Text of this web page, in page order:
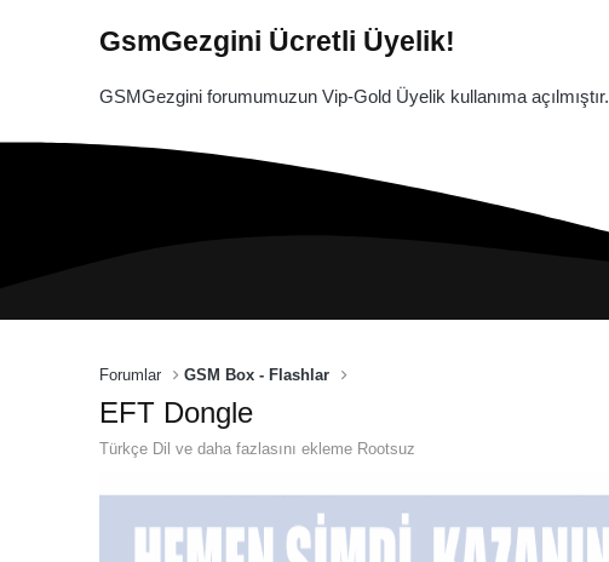
GsmGezgini Ücretli Üyelik!
GSMGezgini forumumuzun Vip-Gold Üyelik kullanıma açılmıştır.
Forumlar GSM Box - Flashlar
EFT Dongle
Türkçe Dil ve daha fazlasını ekleme Rootsuz